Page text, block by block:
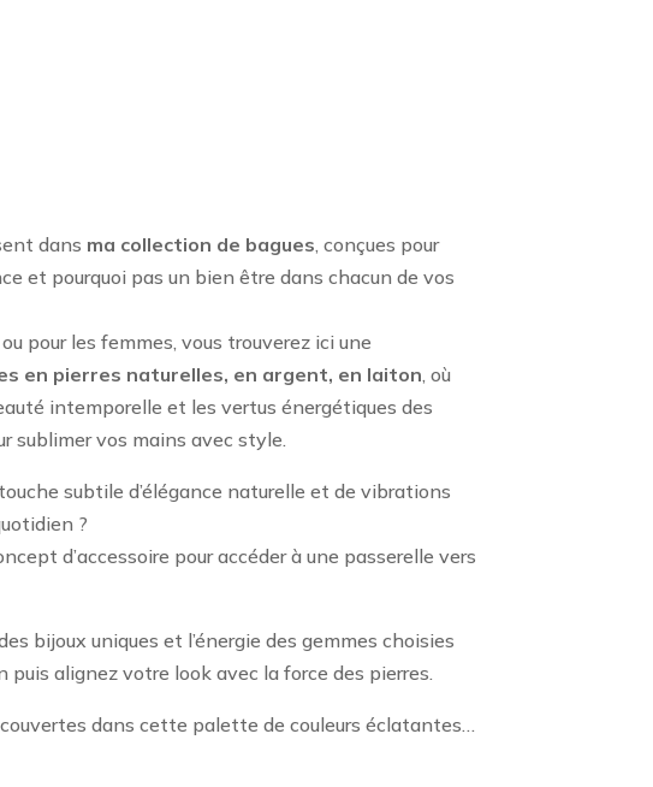
dans ma collection de bagues, conçues pour
et pourquoi pas un bien être dans chacun de vos
pour les femmes, vous trouverez ici une
en pierres naturelles, en argent, en laiton, où
intemporelle et les vertus énergétiques des
sublimer vos mains avec style.
subtile d’élégance naturelle et de vibrations
?
d’accessoire pour accéder à une passerelle vers
bijoux uniques et l’énergie des gemmes choisies
alignez votre look avec la force des pierres.
dans cette palette de couleurs éclatantes…